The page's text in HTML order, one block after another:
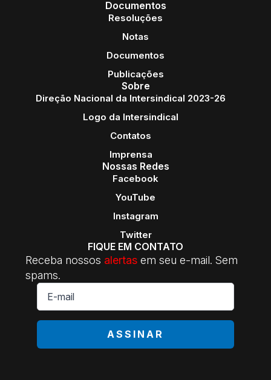
Documentos
Resoluções
Notas
Documentos
Publicações
Sobre
Direção Nacional da Intersindical 2023-26
Logo da Intersindical
Contatos
Imprensa
Nossas Redes
Facebook
YouTube
Instagram
Twitter
FIQUE EM CONTATO
Receba nossos alertas em seu e-mail. Sem
spams.
E-
mail
ASSINAR